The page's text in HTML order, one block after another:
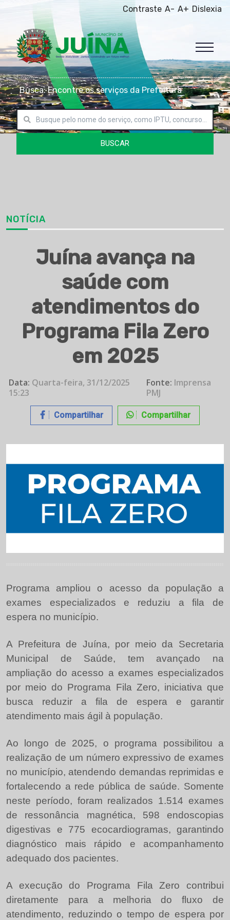
Contraste A- A+ Dislexia
Busca: Encontre os serviços da Prefeitura
BUSCAR
NOTÍCIA
Juína avança na
saúde com
atendimentos do
Programa Fila Zero
em 2025
Data: Quarta-feira, 31/12/2025
15:23
Fonte: Imprensa
PMJ
Compartilhar Compartilhar
Programa ampliou o acesso da população a
exames especializados e reduziu a fila de
espera no município.
A Prefeitura de Juína, por meio da Secretaria
Municipal de Saúde, tem avançado na
ampliação do acesso a exames especializados
por meio do Programa Fila Zero, iniciativa que
busca reduzir a fila de espera e garantir
atendimento mais ágil à população.
Ao longo de 2025, o programa possibilitou a
realização de um número expressivo de exames
no município, atendendo demandas reprimidas e
fortalecendo a rede pública de saúde. Somente
neste período, foram realizados 1.514 exames
de ressonância magnética, 598 endoscopias
digestivas e 775 ecocardiogramas, garantindo
diagnóstico mais rápido e acompanhamento
adequado dos pacientes.
A execução do Programa Fila Zero contribui
diretamente para a melhoria do fluxo de
atendimento, reduzindo o tempo de espera por